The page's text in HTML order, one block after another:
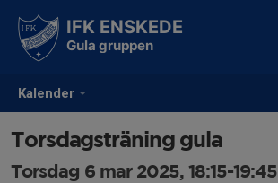
Kalender
IFK ENSKEDE
Gula gruppen
Torsdagsträning gula
Torsdag 6 mar 2025, 18:15-19:45